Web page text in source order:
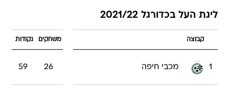
ליגת העל בכדורגל 2021/22
קבוצה משחקים נקודות
1 מכבי חיפה 26
59